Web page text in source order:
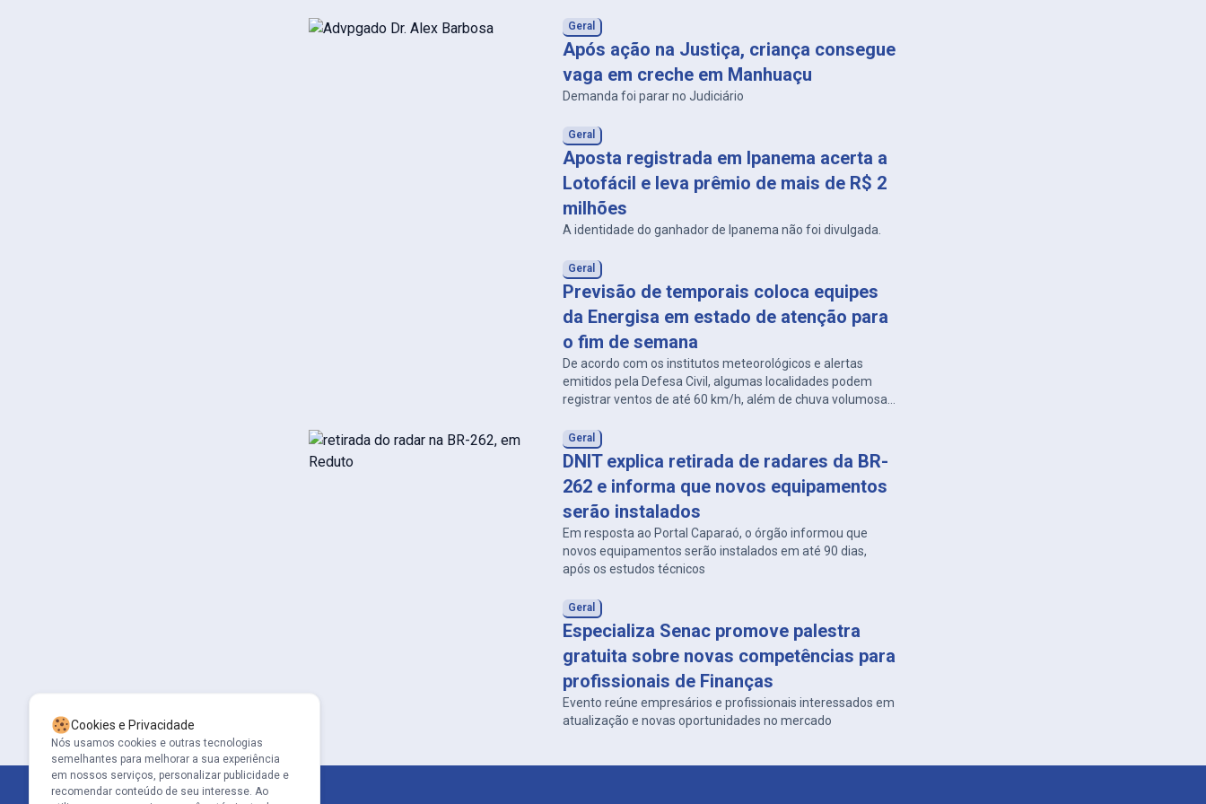
Geral
Após ação na Justiça, criança consegue
vaga em creche em Manhuaçu
Demanda foi parar no Judiciário
Geral
Aposta registrada em Ipanema acerta a
Lotofácil e leva prêmio de mais de R$ 2
milhões
A identidade do ganhador de Ipanema não foi divulgada.
Geral
Previsão de temporais coloca equipes
da Energisa em estado de atenção para
o fim de semana
De acordo com os institutos meteorológicos e alertas
emitidos pela Defesa Civil, algumas localidades podem
registrar ventos de até 60 km/h, além de chuva volumosa
Geral
DNIT explica retirada de radares da BR-
262 e informa que novos equipamentos
serão instalados
Em resposta ao Portal Caparaó, o órgão informou que
novos equipamentos serão instalados em até 90 dias,
após os estudos técnicos
Geral
Especializa Senac promove palestra
gratuita sobre novas competências para
profissionais de Finanças
Evento reúne empresários e profissionais interessados em
atualização e novas oportunidades no mercado
Cookies e Privacidade
Nós usamos cookies e outras tecnologias
semelhantes para melhorar a sua experiência
em nossos serviços, personalizar publicidade e
recomendar conteúdo de seu interesse. Ao